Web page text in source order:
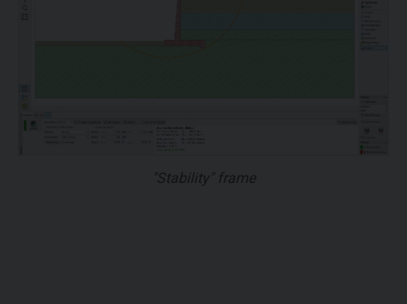
"Stability" frame